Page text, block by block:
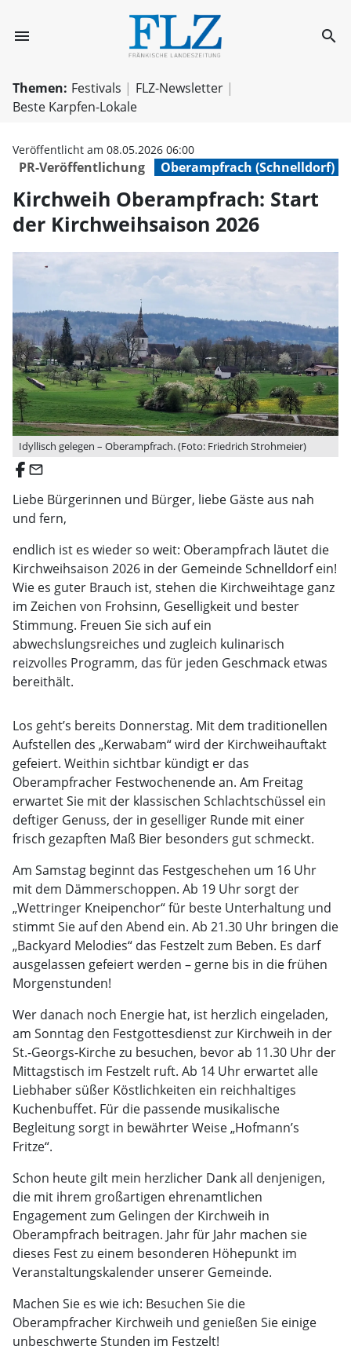
menu Kirchweih search
Themen: Festivals
FLZ-Newsletter
Beste Karpfen-Lokale
PR-Veröffentlichung Oberampfrach (Schnelldorf)
Veröffentlicht am 08.05.2026 06:00
Kirchweih Oberampfrach: Start
der Kirchweihsaison 2026
Idyllisch gelegen – Oberampfrach. (Foto: Friedrich Strohmeier)
email
Liebe Bürgerinnen und Bürger, liebe Gäste aus nah
und fern,
endlich ist es wieder so weit: Oberampfrach läutet die
Kirchweihsaison 2026 in der Gemeinde Schnelldorf ein!
Wie es guter Brauch ist, stehen die Kirchweihtage ganz
im Zeichen von Frohsinn, Geselligkeit und bester
Stimmung. Freuen Sie sich auf ein
abwechslungsreiches und zugleich kulinarisch
reizvolles Programm, das für jeden Geschmack etwas
bereithält.
Los geht’s bereits Donnerstag. Mit dem traditionellen
Aufstellen des „Kerwabam“ wird der Kirchweihauftakt
gefeiert. Weithin sichtbar kündigt er das
Oberampfracher Festwochenende an. Am Freitag
erwartet Sie mit der klassischen Schlachtschüssel ein
deftiger Genuss, der in geselliger Runde mit einer
frisch gezapften Maß Bier besonders gut schmeckt.
Am Samstag beginnt das Festgeschehen um 16 Uhr
mit dem Dämmerschoppen. Ab 19 Uhr sorgt der
„Wettringer Kneipenchor“ für beste Unterhaltung und
stimmt Sie auf den Abend ein. Ab 21.30 Uhr bringen die
„Backyard Melodies“ das Festzelt zum Beben. Es darf
ausgelassen gefeiert werden – gerne bis in die frühen
Morgenstunden!
Wer danach noch Energie hat, ist herzlich eingeladen,
am Sonntag den Festgottesdienst zur Kirchweih in der
St.-Georgs-Kirche zu besuchen, bevor ab 11.30 Uhr der
Mittagstisch im Festzelt ruft. Ab 14 Uhr erwartet alle
Liebhaber süßer Köstlichkeiten ein reichhaltiges
Kuchenbuffet. Für die passende musikalische
Begleitung sorgt in bewährter Weise „Hofmann’s
Fritze“.
Schon heute gilt mein herzlicher Dank all denjenigen,
die mit ihrem großartigen ehrenamtlichen
Engagement zum Gelingen der Kirchweih in
Oberampfrach beitragen. Jahr für Jahr machen sie
dieses Fest zu einem besonderen Höhepunkt im
Veranstaltungskalender unserer Gemeinde.
Machen Sie es wie ich: Besuchen Sie die
Oberampfracher Kirchweih und genießen Sie einige
unbeschwerte Stunden im Festzelt!